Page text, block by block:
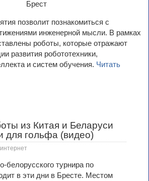
позволит познакомиться с
инженерной мысли. В рамках
роботы, которые отражают
развития робототехники,
и систем обучения. Читать
из Китая и Беларуси
для гольфа (видео)
белорусского турнира по
в эти дни в Бресте. Местом